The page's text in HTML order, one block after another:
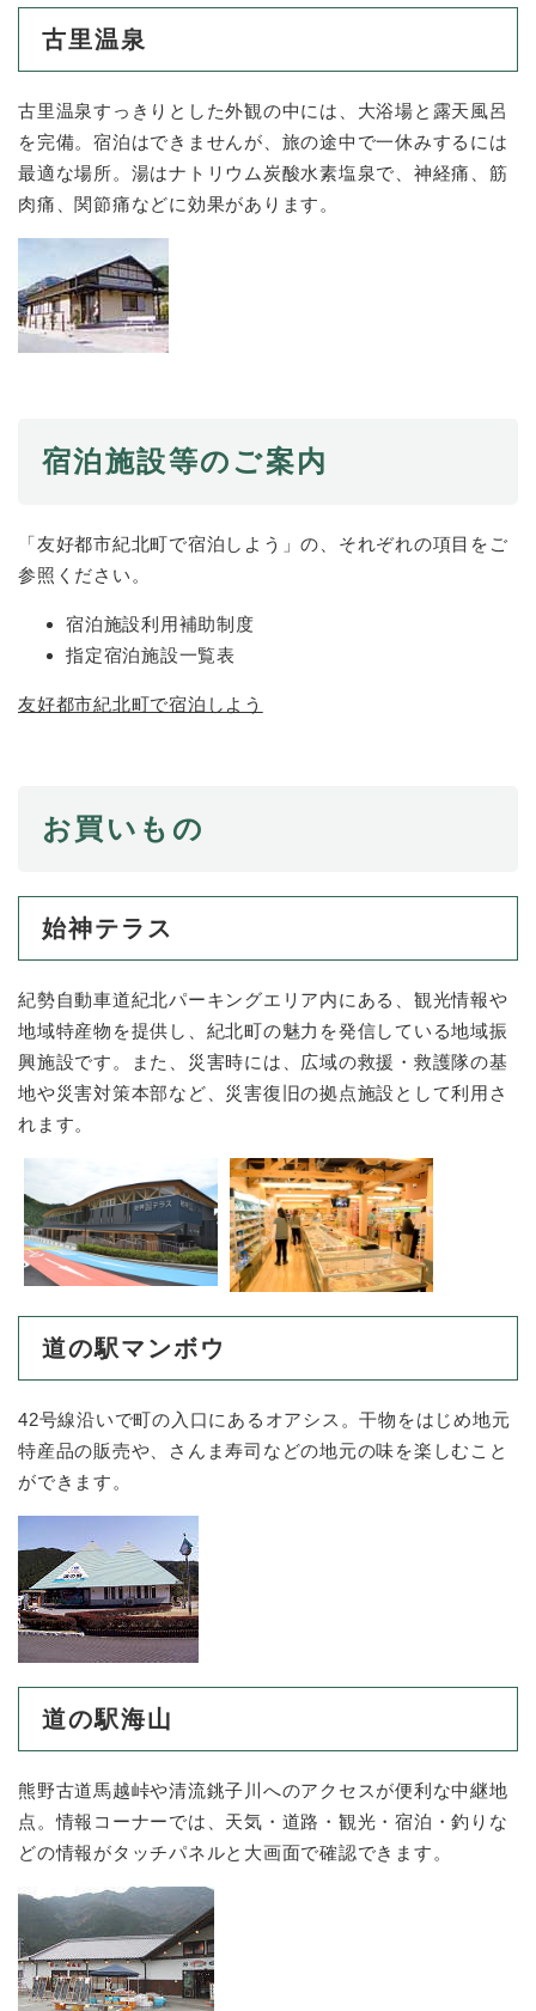
古里温泉
古里温泉すっきりとした外観の中には、大浴場と露天風呂
を完備。宿泊はできませんが、旅の途中で一休みするには
最適な場所。湯はナトリウム炭酸水素塩泉で、神経痛、筋
肉痛、関節痛などに効果があります。
宿泊施設等のご案内
「友好都市紀北町で宿泊しよう」の、それぞれの項目をご
参照ください。
宿泊施設利用補助制度
指定宿泊施設一覧表
友好都市紀北町で宿泊しよう
お買いもの
始神テラス
紀勢自動車道紀北パーキングエリア内にある、観光情報や
地域特産物を提供し、紀北町の魅力を発信している地域振
興施設です。また、災害時には、広域の救援・救護隊の基
地や災害対策本部など、災害復旧の拠点施設として利用さ
れます。
道の駅マンボウ
42号線沿いで町の入口にあるオアシス。干物をはじめ地元
特産品の販売や、さんま寿司などの地元の味を楽しむこと
ができます。
道の駅海山
熊野古道馬越峠や清流銚子川へのアクセスが便利な中継地
点。情報コーナーでは、天気・道路・観光・宿泊・釣りな
どの情報がタッチパネルと大画面で確認できます。